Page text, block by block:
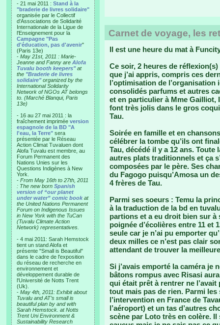
- 21 mai 2011 : Stand à la
"braderie de livres solidaire"
organisée par le Collectif
d'Associations de Solidarité
Internationale de la Ligue de
l'Enseignement pour la
Campagne "Pas
d'éducation, pas d'avenir"
(Paris 13e)
- May 21st, 2011 : Marie-
Jeanne and Fanny are Alofa
Tuvalu booth keepers"at
the "Braderie de livres
solidaire"organized by the
International Solidarity
Network of NGOs AT belongs
to. (Marché Blanqui, Paris
13e)
- 16 au 27 mai 2011 : la
fraîchement imprimée version
espagnole de la BD "A
l'eau, la Terre" sera
présentée par le Réseau
Action Climat Tuvaluen dont
Alofa Tuvalu est membre, au
Forum Permanent des
Nations Unies sur les
Questions Indigènes à New
York.
- From May 16th to 27th, 2011
: The new born Spanish
version of “our planet
under water” comic book at
the United Nations Permanent
Forum on Indigenous Issues
in New York with the TuCan
(Tuvalu Climate Action
Network) representatives.
- 4 mai 2011: Sarah Hemstock
tient un stand Alofa et
présente "Small is Beautiful"
dans le cadre de l'exposition
du réseau de recherche en
environnement et
développement durable de
l'Université de Notts Trent
(Uk).
- May 4th, 2011: Exhibit about
Tuvalu and AT’s small is
beautiful plan by and with
Sarah Hemstock. at Notts
Trent Uni Environment &
Sustainability Research
Carnet de voyage, les
Il est une heure du mat à
Ce soir, 2 heures de
que j’ai appris, compris ces
l’optimisation de
consolidés parfums et autres
et en particulier à Mme Gailliot,
font très jolis dans le gros
Tau.
Soirée en famille et en
célébrer la tombe qu’ils ont
Tau, décédé il y a 12 ans.
autres plats traditionnels et ça
composées par le père. Ses
du Fagogo puisqu’Amosa un
4 frères de Tau.
Parmi ses soeurs : Temu la
à la traduction de la bd en
partions et a eu droit bien sur à
poignée d’écolières entre 11 et
seule car je n’ai pu emporter
deux milles ce n’est pas clair
attendant de trouver la
Si j’avais emporté la caméra je
bâtons rompus avec Risasi
qui était prêt à rentrer ne
tout mais pas de rien. Parmi
l’intervention en France de
l’aéroport) et un tas d’autres
scène par Loto très en colère.